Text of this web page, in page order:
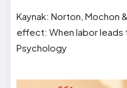
Kaynak: Norton, Mochon
effect: When labor leads
Psychology